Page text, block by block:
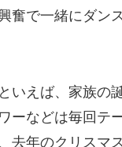
奮で一緒にダン
いえば、家族の
ーなどは毎回テ
去年のクリスマ